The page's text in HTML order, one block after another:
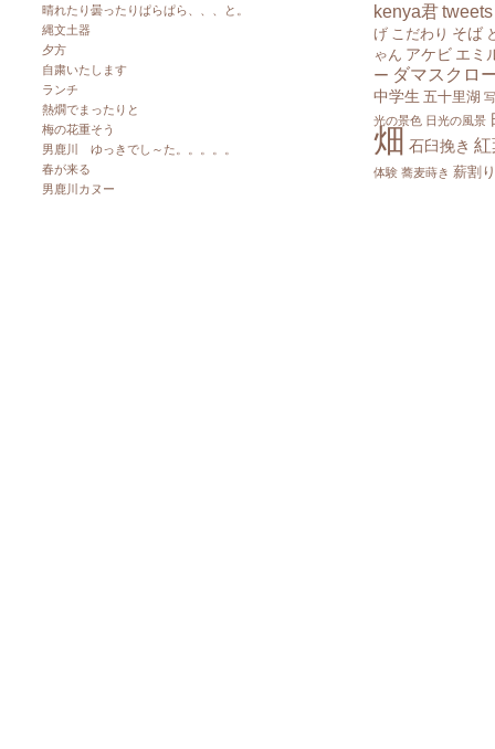
晴れたり曇ったりぱらぱら、、、と。
縄文土器
夕方
自粛いたします
ランチ
熱燗でまったりと
梅の花重そう
男鹿川 ゆっきでし～た。。。。。
春が来る
男鹿川カヌー
kenya君 tweets
げ こだわり そば
ゃん アケビ エミ
ー ダマスクロ
中学生 五十里湖
光の景色 日光の風景
畑 石臼挽き 紅
体験 蕎麦蒔き 薪割り